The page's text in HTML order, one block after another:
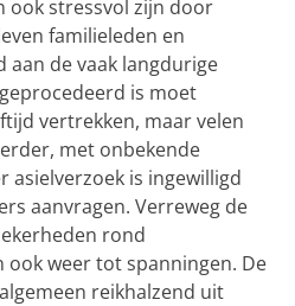
ook stressvol zijn door
familieleden en
de vaak langdurige
is moet
vertrekken, maar velen
met onbekende
asielverzoek is ingewilligd
aanvragen. Verreweg de
rond
ook weer tot spanningen. De
reikhalzend uit